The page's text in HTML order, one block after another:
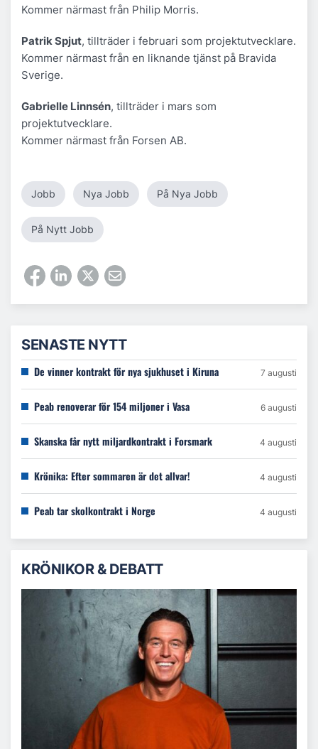
Kommer närmast från Philip Morris.
Patrik Spjut, tillträder i februari som projektutvecklare.
Kommer närmast från en liknande tjänst på Bravida
Sverige.
Gabrielle Linnsén, tillträder i mars som
projektutvecklare.
Kommer närmast från Forsen AB.
Jobb Nya Jobb På Nya Jobb
På Nytt Jobb
SENASTE NYTT
De vinner kontrakt för nya sjukhuset i Kiruna 7 augusti
Peab renoverar för 154 miljoner i Vasa 6 augusti
Skanska får nytt miljardkontrakt i Forsmark 4 augusti
Krönika: Efter sommaren är det allvar! 4 augusti
Peab tar skolkontrakt i Norge 4 augusti
KRÖNIKOR & DEBATT